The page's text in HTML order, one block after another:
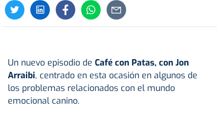
Un nuevo episodio de Café con Patas, con Jon
Arraibi, centrado en esta ocasión en algunos de
los problemas relacionados con el mundo
emocional canino.